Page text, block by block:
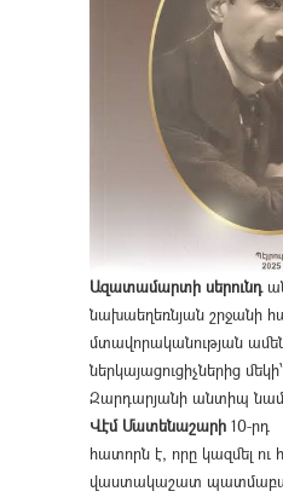
Ազատամարտի սերունդ
նախաեղեռնյան շրջանի
մտավորականության
ներկայացուցիչներից
Զարդարյանի անտիպ
Վէմ Մատենաշարի 10-րդ
հատորն է, որը կազմել
վաստակաշատ